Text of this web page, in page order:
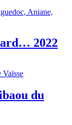
2022
du